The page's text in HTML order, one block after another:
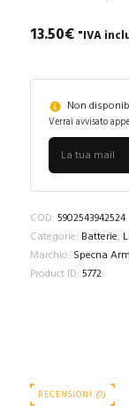
13.50€ "IVA
Non
Verrai avvisato
COD: 5902543942524
Categorie: Batterie,
Marchio: Specna
Product ID: 5772
RECENSIONI (0)